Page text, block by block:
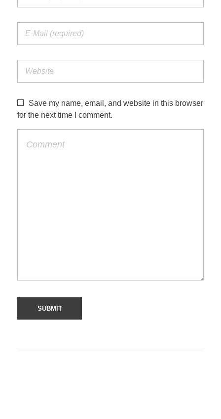
Save my name, email, and website in this browser
for the next time I comment.